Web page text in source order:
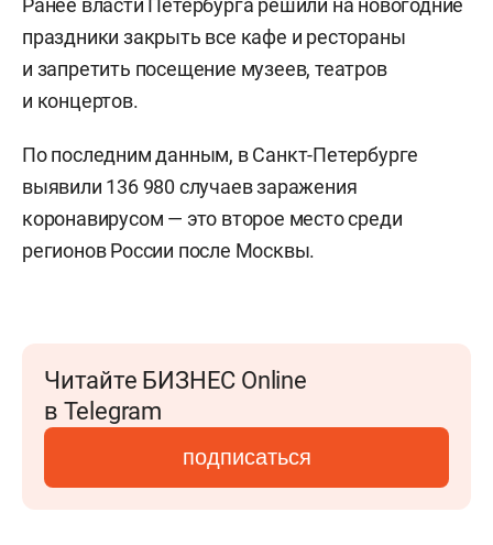
Ранее власти Петербурга решили на новогодние
праздники закрыть все кафе и рестораны
и запретить посещение музеев, театров
и концертов.
По последним данным, в Санкт-Петербурге
выявили 136 980 случаев заражения
коронавирусом — это второе место среди
регионов России после Москвы.
Читайте БИЗНЕС Online
в Telegram
подписаться